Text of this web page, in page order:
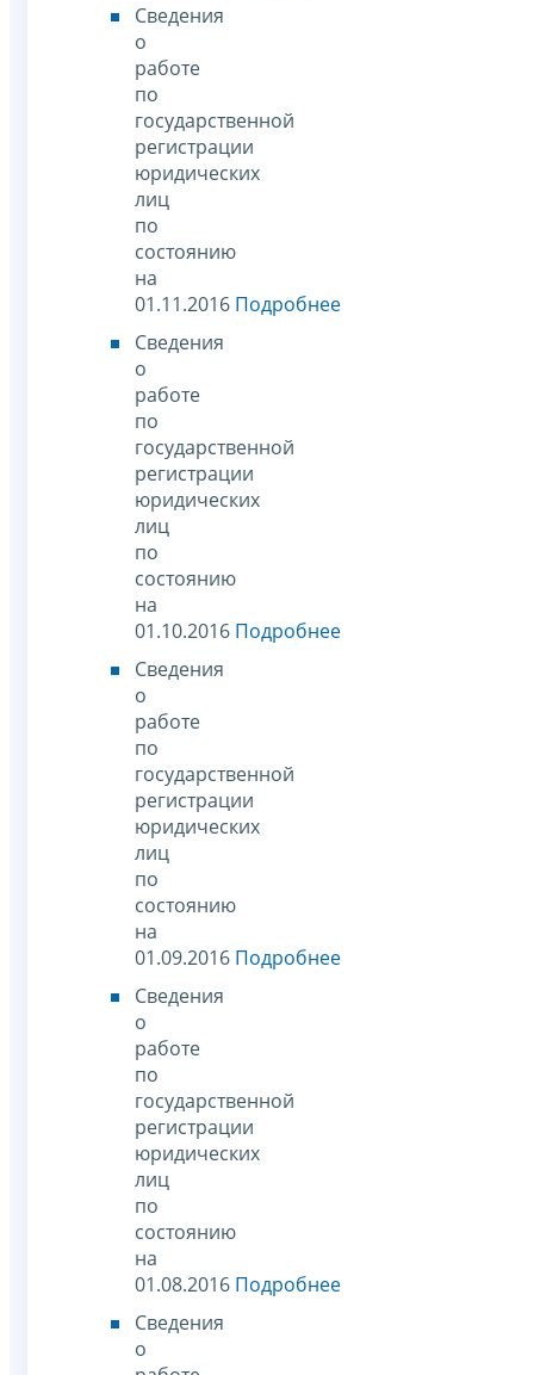
Сведения
о
работе
по
государственной
регистрации
юридических
лиц
по
состоянию
на
01.11.2016 Подробнее
Сведения
о
работе
по
государственной
регистрации
юридических
лиц
по
состоянию
на
01.10.2016 Подробнее
Сведения
о
работе
по
государственной
регистрации
юридических
лиц
по
состоянию
на
01.09.2016 Подробнее
Сведения
о
работе
по
государственной
регистрации
юридических
лиц
по
состоянию
на
01.08.2016 Подробнее
Сведения
о